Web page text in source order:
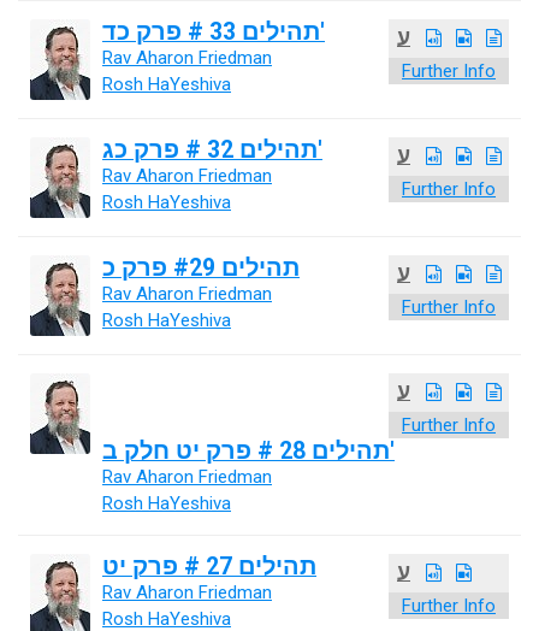
ע
Further Info
תהילים 33 # פרק כד'
Rav Aharon Friedman
Rosh HaYeshiva
ע
Further Info
תהילים 32 # פרק כג'
Rav Aharon Friedman
Rosh HaYeshiva
ע
Further Info
תהילים #29 פרק כ
Rav Aharon Friedman
Rosh HaYeshiva
ע
Further Info
תהילים 28 # פרק יט חלק ב'
Rav Aharon Friedman
Rosh HaYeshiva
ע
Further Info
תהילים 27 # פרק יט
Rav Aharon Friedman
Rosh HaYeshiva